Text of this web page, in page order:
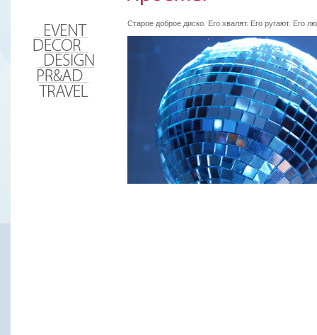
Старое доброе диско. Его хвалят. Его ругают. Его